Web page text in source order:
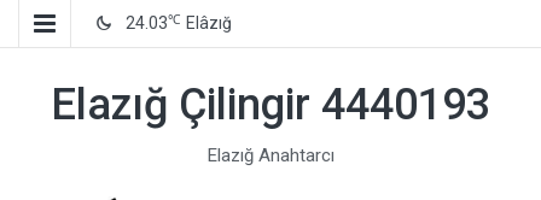
24.03℃ Elâzığ
Elazığ Çilingir 4440193
Elazığ Anahtarcı